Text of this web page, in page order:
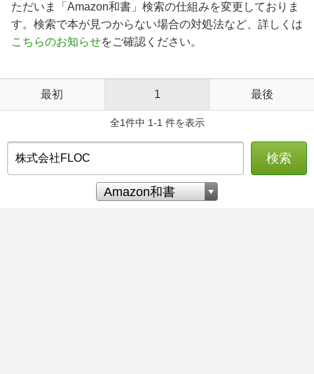
ただいま「Amazon和書」検索の仕組みを変更しておりま
す。検索で本が見つからない場合の対処法など、詳しくは
こちらのお知らせをご確認ください。
最初 1 最後
全1件中 1-1 件を表示
検索